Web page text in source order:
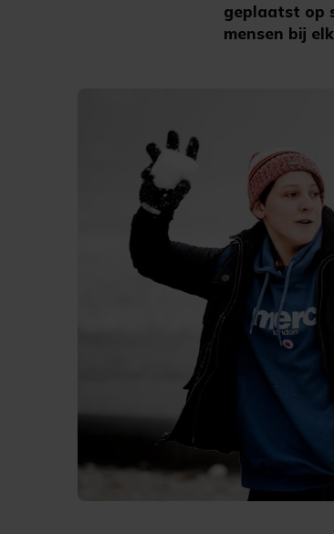
geplaatst op
mensen bij